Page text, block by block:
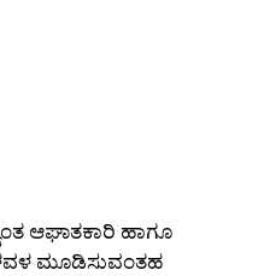
ಆಘಾತಕಾರಿ ಹಾಗೂ
ಮೂಡಿಸುವಂತಹ